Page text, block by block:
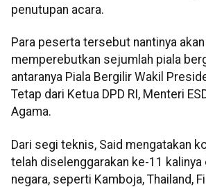
penutupan acara.
Para peserta tersebut nantinya
memperebutkan sejumlah piala
antaranya Piala Bergilir Wakil
Tetap dari Ketua DPD RI, Menteri
Agama.
Dari segi teknis, Said mengatakan
telah diselenggarakan ke-11 kalinya
negara, seperti Kamboja, Thailand,